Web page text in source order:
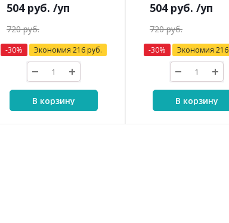
504руб. /уп
720руб.
-30% Экономия 216 руб.
В корзину
504руб. /уп
720руб.
-30% Экономия 216
В корзину